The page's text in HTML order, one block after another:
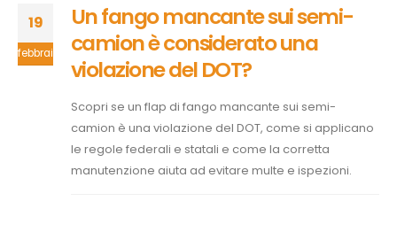
19
febbraio
Un fango mancante sui semi-
camion è considerato una
violazione del DOT?
Scopri se un flap di fango mancante sui semi-
camion è una violazione del DOT, come si applicano
le regole federali e statali e come la corretta
manutenzione aiuta ad evitare multe e ispezioni.